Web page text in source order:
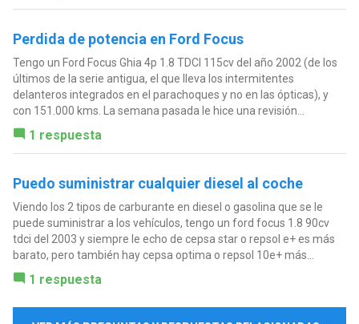
Perdida de potencia en Ford Focus
Tengo un Ford Focus Ghia 4p 1.8 TDCI 115cv del año 2002 (de los
últimos de la serie antigua, el que lleva los intermitentes
delanteros integrados en el parachoques y no en las ópticas), y
con 151.000 kms. La semana pasada le hice una revisión...
1 respuesta
Puedo suministrar cualquier diesel al coche
Viendo los 2 tipos de carburante en diesel o gasolina que se le
puede suministrar a los vehículos, tengo un ford focus 1.8 90cv
tdci del 2003 y siempre le echo de cepsa star o repsol e+ es más
barato, pero también hay cepsa optima o repsol 10e+ más...
1 respuesta